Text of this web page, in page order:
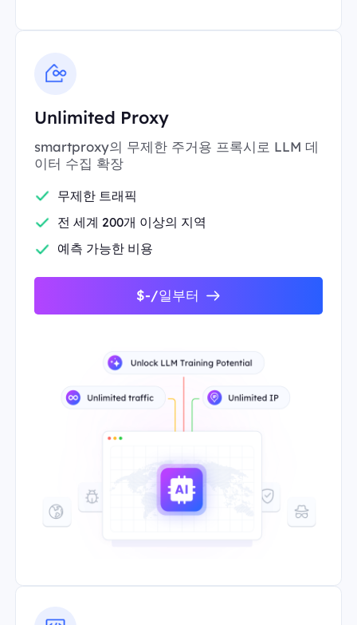
Unlimited Proxy
smartproxy의 무제한 주거용 프록시로 LLM 데
이터 수집 확장
무제한 트래픽
전 세계 200개 이상의 지역
예측 가능한 비용
$-/일부터